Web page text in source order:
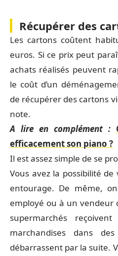
Récupérer des
Les cartons coûtent
euros. Si ce prix peut
achats réalisés peuvent
le coût d’un
de récupérer des cartons
note.
A lire en complément :
efficacement son piano ?
Il est assez simple de se
Vous avez la possibilité
entourage. De même,
employé ou à un vendeur
supermarchés
marchandises dans
débarrassent par la suite.